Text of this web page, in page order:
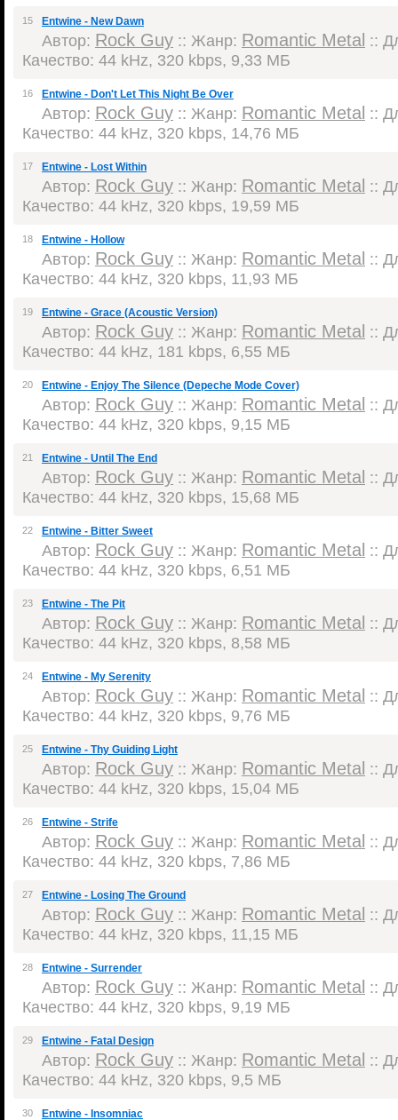
15 Entwine - New Dawn
Автор: Rock Guy :: Жанр: Romantic Metal ::
Качество: 44 kHz, 320 kbps, 9,33 МБ
16 Entwine - Don't Let This Night Be Over
Автор: Rock Guy :: Жанр: Romantic Metal ::
Качество: 44 kHz, 320 kbps, 14,76 МБ
17 Entwine - Lost Within
Автор: Rock Guy :: Жанр: Romantic Metal ::
Качество: 44 kHz, 320 kbps, 19,59 МБ
18 Entwine - Hollow
Автор: Rock Guy :: Жанр: Romantic Metal ::
Качество: 44 kHz, 320 kbps, 11,93 МБ
19 Entwine - Grace (Acoustic Version)
Автор: Rock Guy :: Жанр: Romantic Metal ::
Качество: 44 kHz, 181 kbps, 6,55 МБ
20 Entwine - Enjoy The Silence (Depeche Mode Cover)
Автор: Rock Guy :: Жанр: Romantic Metal ::
Качество: 44 kHz, 320 kbps, 9,15 МБ
21 Entwine - Until The End
Автор: Rock Guy :: Жанр: Romantic Metal ::
Качество: 44 kHz, 320 kbps, 15,68 МБ
22 Entwine - Bitter Sweet
Автор: Rock Guy :: Жанр: Romantic Metal ::
Качество: 44 kHz, 320 kbps, 6,51 МБ
23 Entwine - The Pit
Автор: Rock Guy :: Жанр: Romantic Metal ::
Качество: 44 kHz, 320 kbps, 8,58 МБ
24 Entwine - My Serenity
Автор: Rock Guy :: Жанр: Romantic Metal ::
Качество: 44 kHz, 320 kbps, 9,76 МБ
25 Entwine - Thy Guiding Light
Автор: Rock Guy :: Жанр: Romantic Metal ::
Качество: 44 kHz, 320 kbps, 15,04 МБ
26 Entwine - Strife
Автор: Rock Guy :: Жанр: Romantic Metal ::
Качество: 44 kHz, 320 kbps, 7,86 МБ
27 Entwine - Losing The Ground
Автор: Rock Guy :: Жанр: Romantic Metal ::
Качество: 44 kHz, 320 kbps, 11,15 МБ
28 Entwine - Surrender
Автор: Rock Guy :: Жанр: Romantic Metal ::
Качество: 44 kHz, 320 kbps, 9,19 МБ
29 Entwine - Fatal Design
Автор: Rock Guy :: Жанр: Romantic Metal ::
Качество: 44 kHz, 320 kbps, 9,5 МБ
30 Entwine - Insomniac